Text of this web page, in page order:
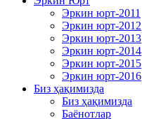
Эркин юрт-2011
Эркин юрт-2012
Эркин юрт-2013
Эркин юрт-2014
Эркин юрт-2015
Эркин юрт-2016
Биз ҳақимизда
Биз ҳақимизда
Баёнотлар